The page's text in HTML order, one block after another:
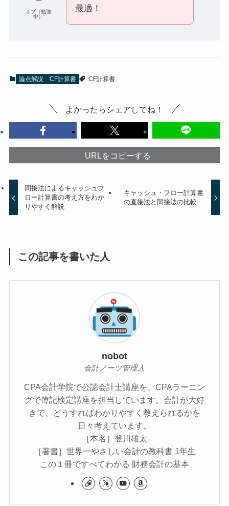
ボブ（勉強
中）
最適！
論点解説 CF計算書 CF計算書
よかったらシェアしてね！
URLをコピーする
間接法によるキャッシュフ
ロー計算書の考え方をわか
りやすく解説
キャッシュ・フロー計算書
の直接法と間接法の比較
この記事を書いた人
nobot
会計ノーツ管理人
CPA会計学院で公認会計士講座を、CPAラーニン
グで簿記検定講座を担当しています。会計が大好
きで、どうすればわかりやすく教えられるかを
日々考えています。
［本名］登川雄太
［著書］世界一やさしい会計の教科書 1年生
この１冊ですべてわかる 財務会計の基本